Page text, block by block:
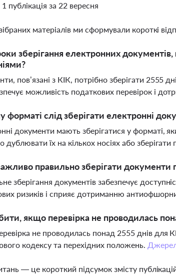
1 публікація за 22 вересня
матеріалів ми сформували короткі
зберігання електронних
пов’язані з КІК, потрібно зберігати 2555
можливість податкових перевірок і
форматі слід зберігати електронні
документи мають зберігатися у форматі,
дублювати їх на кількох носіях або зберігати
правильно зберігати документи
зберігання документів забезпечує
ризиків і сприяє дотриманню
якщо перевірка не проводилась
не проводилась понад 2555 днів для
кодексу та перехідних положень.
— це короткий підсумок змісту